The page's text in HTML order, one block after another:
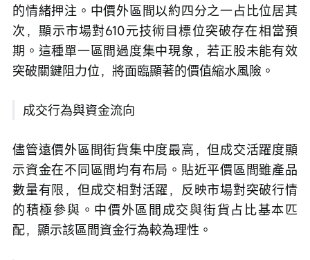
的情緒押注。中價外區間以約四分之一占比位居其
次，顯示市場對610元技術目標位突破存在相當預
期。這種單一區間過度集中現象，若正股未能有效
突破關鍵阻力位，將面臨顯著的價值縮水風險。
成交行為與資金流向
儘管遠價外區間街貨集中度最高，但成交活躍度顯
示資金在不同區間均有布局。貼近平價區間雖產品
數量有限，但成交相對活躍，反映市場對突破行情
的積極參與。中價外區間成交與街貨占比基本匹
配，顯示該區間資金行為較為理性。